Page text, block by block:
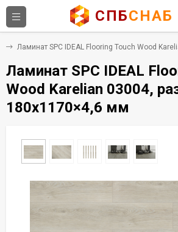
СПБСНАБ
Ламинат SPC IDEAL Flooring Touch Wood
Ламинат SPC IDEAL
Wood Karelian 03004,
180x1170×4,6 мм